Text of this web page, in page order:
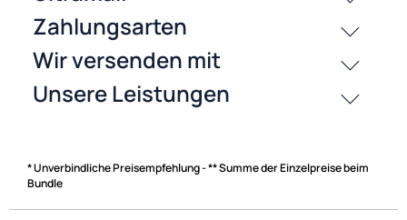
* Unverbindliche Preisempfehlung - ** Summe der Einzelpreise beim
Bundle